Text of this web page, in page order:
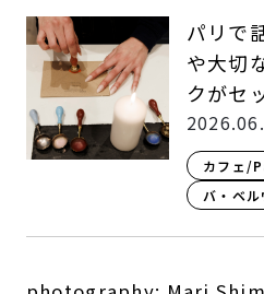
パリで
や大切
クがセ
カフェ/
バ・ベ